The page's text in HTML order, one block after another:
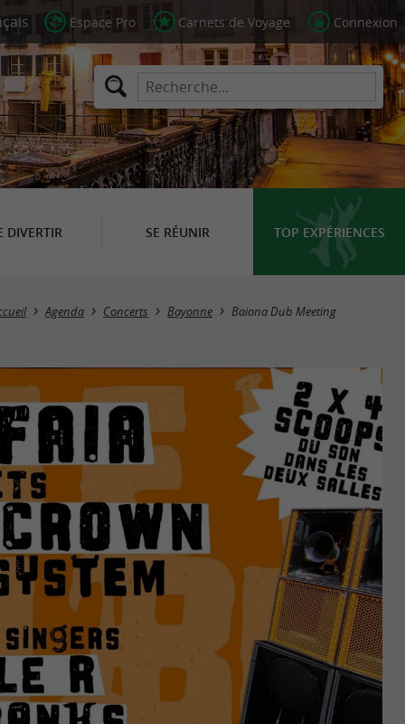
Espace Pro Carnets de Voyage Connexion
DIVERTIR SE RÉUNIR TOP EXPÉRIENCES
Agenda Concerts Bayonne Baiona Dub Meeting